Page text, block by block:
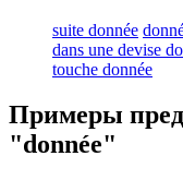
suite donnée
dans une devise
touche donnée
Примеры
"donnée"